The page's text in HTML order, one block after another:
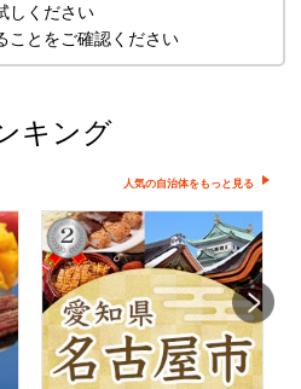
しください
ことをご確認ください
キング
人気の自治体をもっと見る